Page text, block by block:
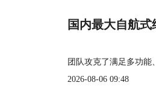
国内最大自航
团队攻克了满足多功能
2026-08-06 09:48